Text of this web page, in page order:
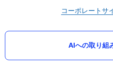
コーポレートサ
AIへの取り組